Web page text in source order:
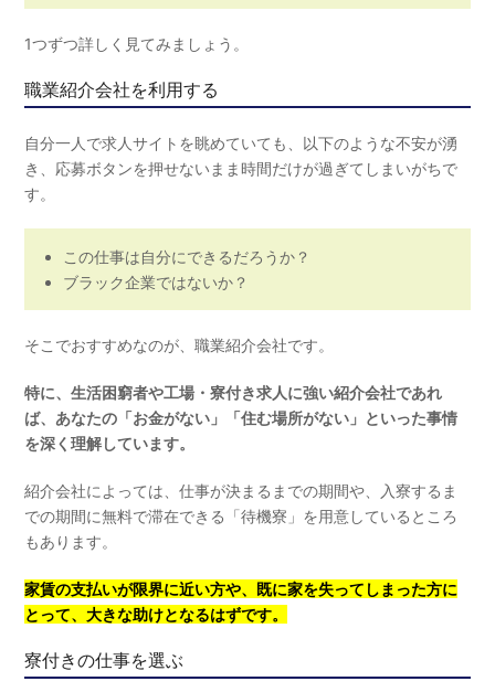
1つずつ詳しく見てみましょう。
職業紹介会社を利用する
自分一人で求人サイトを眺めていても、以下のような不安が湧
き、応募ボタンを押せないまま時間だけが過ぎてしまいがちで
す。
この仕事は自分にできるだろうか？
ブラック企業ではないか？
そこでおすすめなのが、職業紹介会社です。
特に、生活困窮者や工場・寮付き求人に強い紹介会社であれ
ば、あなたの「お金がない」「住む場所がない」といった事情
を深く理解しています。
紹介会社によっては、仕事が決まるまでの期間や、入寮するま
での期間に無料で滞在できる「待機寮」を用意しているところ
もあります。
家賃の支払いが限界に近い方や、既に家を失ってしまった方に
とって、大きな助けとなるはずです。
寮付きの仕事を選ぶ